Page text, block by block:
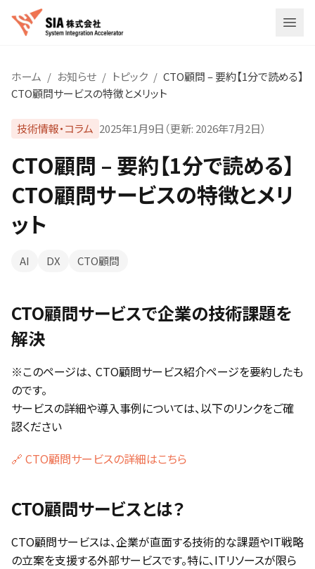
メニ
ホーム / お知らせ / トピック / CTO顧問 – 要約【1分で読める】
CTO顧問サービスの特徴とメリット
技術情報・コラム 2025年1月9日 （更新: 2026年7月2日）
CTO顧問 – 要約【1分で読める】
CTO顧問サービスの特徴とメリ
ット
AI DX CTO顧問
CTO顧問サービスで企業の技術課題を
解決
※このページは、 CTO顧問サービス紹介ページを要約したも
のです。
サービスの詳細や導入事例については、以下のリンクをご確
認ください
🔗 CTO顧問サービスの詳細はこちら
CTO顧問サービスとは？
CTO顧問サービスは、企業が直面する技術的な課題やIT戦略
の立案を支援する外部サービスです。特に、ITリソースが限ら